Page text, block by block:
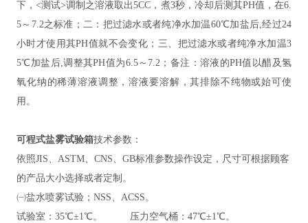
下，<测试>调制之溶液取出5CC，煮3秒，冷却后测其PH值，在6.
5～7.2之标准；二：把过滤水或者纯净水加温60℃加盐后,经过24
小时才使用其PH值就不会变化；三、把过滤水或者纯净水加温3
5℃加盐后,调整其PH值为6.5～7.2；备注：溶液的PH值以醋及氢
氧化纳的稀薄溶液调整，溶液要溶解，其排除不纯物或始可使
用。
可程式盐雾试验箱技术参数：
依照JIS、ASTM、CNS、GB标准参数操作设定，尺寸可根据顾客
的产品大小选择或者定制。
㈠盐水喷雾试验； NSS、ACSS。
试验室： 35℃±1℃。 压力空气桶：47℃±1℃。